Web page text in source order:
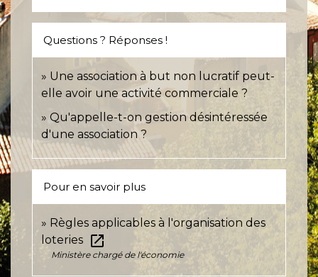
Questions ? Réponses !
Une association à but non lucratif peut-
elle avoir une activité commerciale ?
Qu'appelle-t-on gestion désintéressée
d'une association ?
Pour en savoir plus
Règles applicables à l'organisation des
loteries open_in_new
Ministère chargé de l'économie